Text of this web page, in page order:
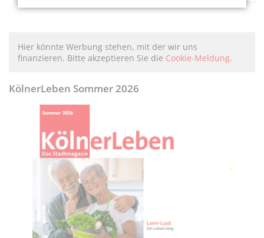
Hier könnte Werbung stehen, mit der wir uns
finanzieren. Bitte akzeptieren Sie die Cookie-Meldung.
KölnerLeben Sommer 2026